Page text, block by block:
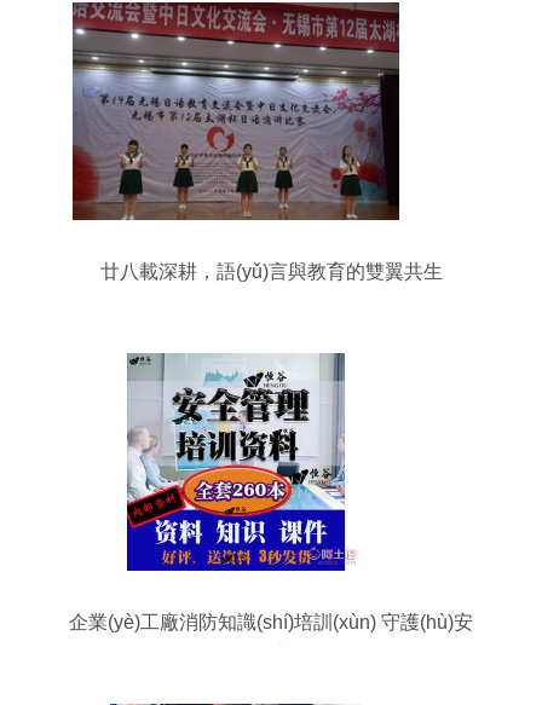
廿八載深耕，語(yǔ)言與教育的雙翼共生
企業(yè)工廠消防知識(shí)培訓(xùn) 守護(hù)安